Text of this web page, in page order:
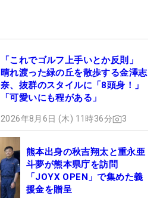
「これでゴルフ上手いとか反則」
晴れ渡った緑の丘を散歩する金澤志
奈、抜群のスタイルに「8頭身！」
「可愛いにも程がある」
2026年8月6日 (木) 11時36分 3
熊本出身の秋吉翔太と重永亜
斗夢が熊本県庁を訪問
「JOYX OPEN」で集めた義
援金を贈呈